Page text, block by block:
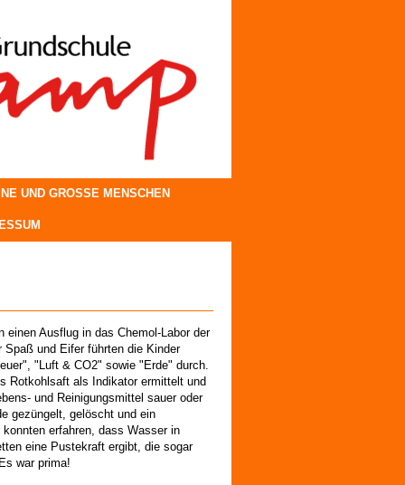
UND GROSSE MENSCHEN
einen Ausflug in das Chemol-Labor der
und Eifer führten die Kinder
"Luft & CO2" sowie "Erde" durch.
Rotkohlsaft als Indikator ermittelt und
und Reinigungsmittel sauer oder
gezüngelt, gelöscht und ein
erfahren, dass Wasser in
eine Pustekraft ergibt, die sogar
war prima!